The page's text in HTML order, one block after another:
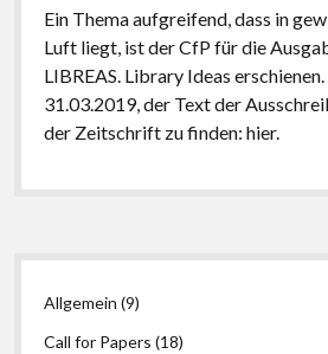
Ein Thema aufgreifend, dass in
Luft liegt, ist der CfP für die
LIBREAS. Library Ideas
31.03.2019, der Text der
der Zeitschrift zu finden: hier.
Seitenleiste
Allgemein (9)
Call for Papers (18)